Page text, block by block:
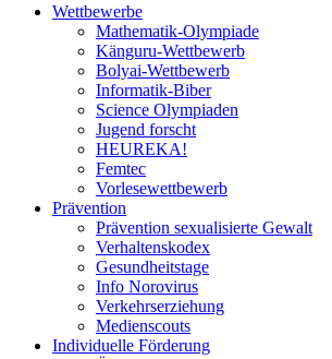
Wettbewerbe
Mathematik-Olympiade
Känguru-Wettbewerb
Bolyai-Wettbewerb
Informatik-Biber
Science Olympiaden
Jugend forscht
HEUREKA!
Femtec
Vorlesewettbewerb
Prävention
Prävention sexualisierte Gewalt
Verhaltenskodex
Gesundheitstage
Info Norovirus
Verkehrserziehung
Medienscouts
Individuelle Förderung